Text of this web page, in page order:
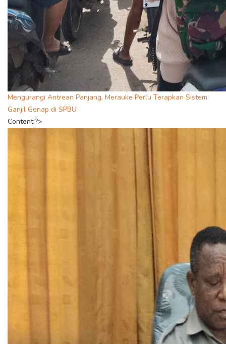
Mengurangi Antrean Panjang, Merauke Perlu Terapkan Sistem
Ganjil Genap di SPBU
Content;?>